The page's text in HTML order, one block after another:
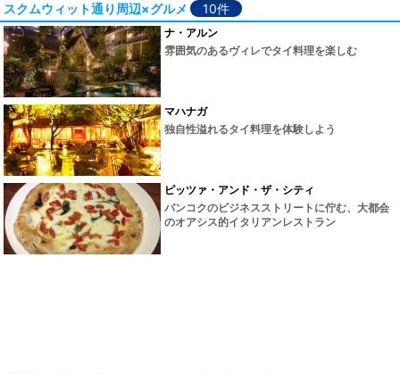
スクムウィット通り周辺×グルメ 10件
ナ・アルン
雰囲気のあるヴィレでタイ料理を楽しむ
マハナガ
独自性溢れるタイ料理を体験しよう
ピッツァ・アンド・ザ・シティ
バンコクのビジネスストリートに佇む、大都会
のオアシス的イタリアンレストラン